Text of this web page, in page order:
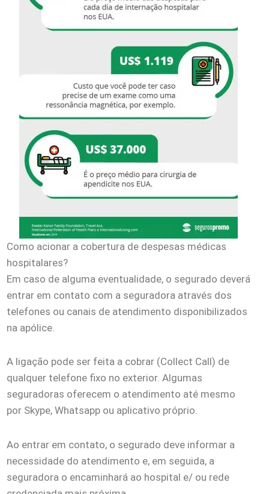
Como acionar a cobertura de despesas médicas
hospitalares?
Em caso de alguma eventualidade, o segurado deverá
entrar em contato com a seguradora através dos
telefones ou canais de atendimento disponibilizados
na apólice.
A ligação pode ser feita a cobrar (Collect Call) de
qualquer telefone fixo no exterior. Algumas
seguradoras oferecem o atendimento até mesmo
por Skype, Whatsapp ou aplicativo próprio.
Ao entrar em contato, o segurado deve informar a
necessidade do atendimento e, em seguida, a
seguradora o encaminhará ao hospital e/ ou rede